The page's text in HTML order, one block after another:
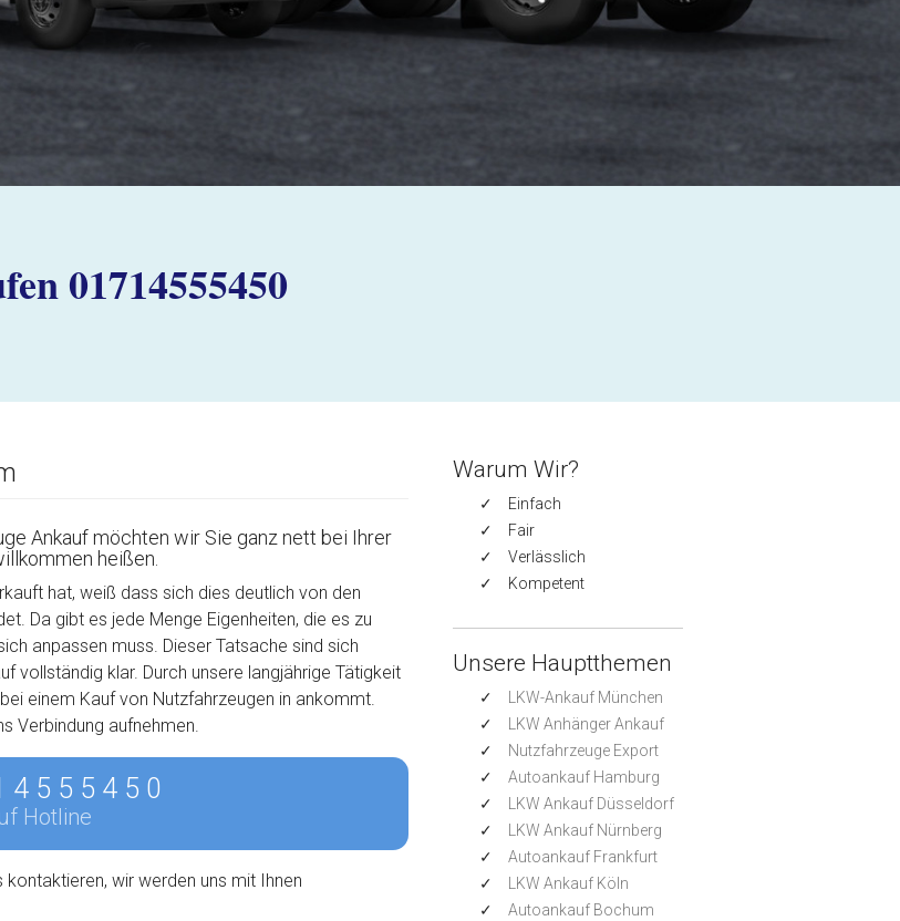
01714555450
Ankauf möchten wir Sie ganz nett bei Ihrer
heißen.
hat, weiß dass sich dies deutlich von den
Da gibt es jede Menge Eigenheiten, die es zu
anpassen muss. Dieser Tatsache sind sich
vollständig klar. Durch unsere langjährige Tätigkeit
einem Kauf von Nutzfahrzeugen in ankommt.
Verbindung aufnehmen.
4 5 5 5 4 5 0
Hotline
wir werden uns mit Ihnen
Warum Wir?
Einfach
Fair
Verlässlich
Kompetent
Unsere Hauptthemen
LKW-Ankauf München
LKW Anhänger Ankauf
Nutzfahrzeuge Export
Autoankauf Hamburg
LKW Ankauf Düsseldorf
LKW Ankauf Nürnberg
Autoankauf Frankfurt
LKW Ankauf Köln
Autoankauf Bochum